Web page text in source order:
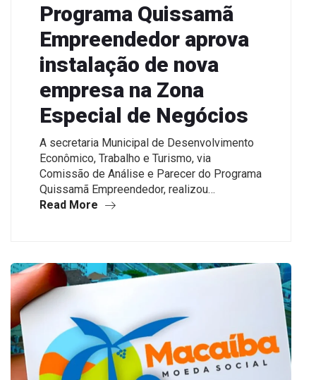
Programa Quissamã
Empreendedor aprova
instalação de nova
empresa na Zona
Especial de Negócios
A secretaria Municipal de Desenvolvimento
Econômico, Trabalho e Turismo, via
Comissão de Análise e Parecer do Programa
Quissamã Empreendedor, realizou…
Read More